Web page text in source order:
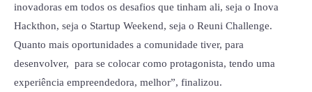
inovadoras em todos os desafios que tinham ali, seja o Inova
Hackthon, seja o Startup Weekend, seja o Reuni Challenge.
Quanto mais oportunidades a comunidade tiver, para
desenvolver, para se colocar como protagonista, tendo uma
experiência empreendedora, melhor”, finalizou.